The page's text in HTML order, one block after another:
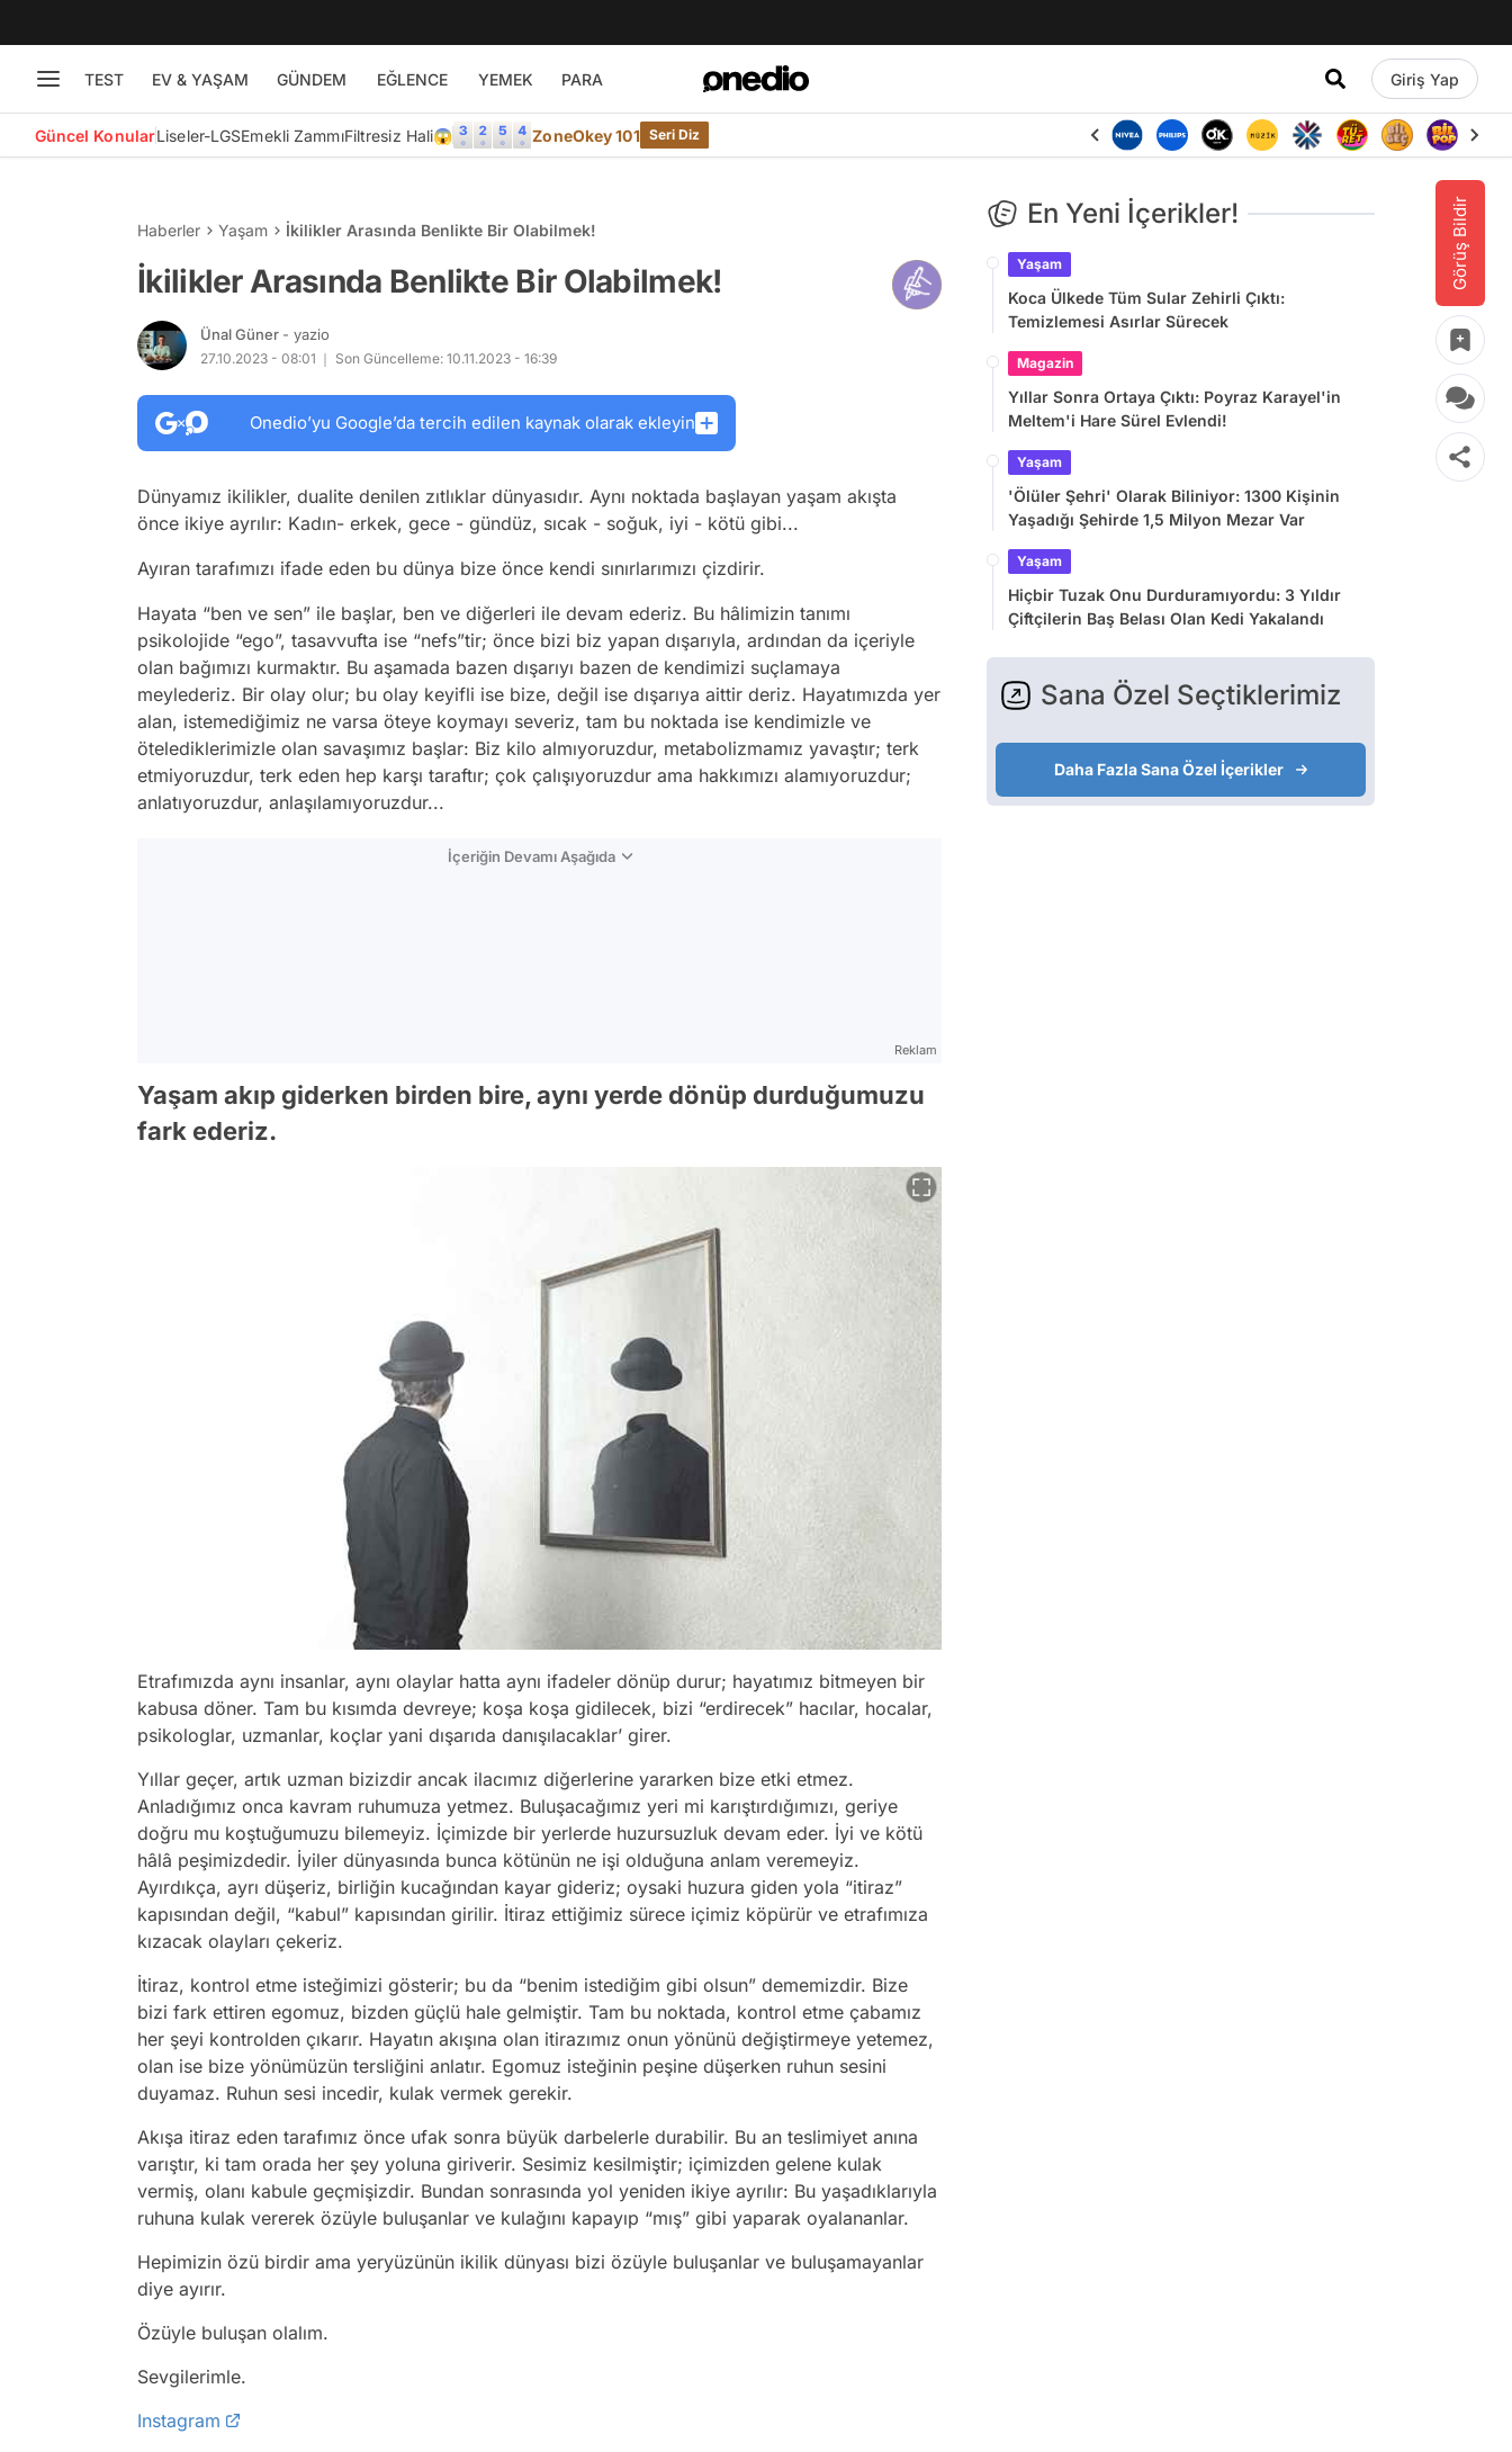
TEST EV & YAŞAM GÜNDEM EĞLENCE YEMEK PARA Giriş Yap
Güncel KonularLiseler-LGSEmekli ZammıFiltresiz Hali😱 ZoneOkey 101 Seri Diz
Görüş Bildir
Haberler Yaşam İkilikler Arasında Benlikte Bir Olabilmek!
İkilikler Arasında Benlikte Bir Olabilmek!
Ünal Güner - yazio
27.10.2023 - 08:01 Son Güncelleme: 10.11.2023 - 16:39
Onedio’yu Google’da tercih edilen kaynak olarak ekleyin
Dünyamız ikilikler, dualite denilen zıtlıklar dünyasıdır. Aynı noktada başlayan yaşam akışta
önce ikiye ayrılır: Kadın- erkek, gece - gündüz, sıcak - soğuk, iyi - kötü gibi...
Ayıran tarafımızı ifade eden bu dünya bize önce kendi sınırlarımızı çizdirir.
Hayata “ben ve sen” ile başlar, ben ve diğerleri ile devam ederiz. Bu hâlimizin tanımı
psikolojide “ego”, tasavvufta ise “nefs”tir; önce bizi biz yapan dışarıyla, ardından da içeriyle
olan bağımızı kurmaktır. Bu aşamada bazen dışarıyı bazen de kendimizi suçlamaya
meylederiz. Bir olay olur; bu olay keyifli ise bize, değil ise dışarıya aittir deriz. Hayatımızda yer
alan, istemediğimiz ne varsa öteye koymayı severiz, tam bu noktada ise kendimizle ve
ötelediklerimizle olan savaşımız başlar: Biz kilo almıyoruzdur, metabolizmamız yavaştır; terk
etmiyoruzdur, terk eden hep karşı taraftır; çok çalışıyoruzdur ama hakkımızı alamıyoruzdur;
anlatıyoruzdur, anlaşılamıyoruzdur...
İçeriğin Devamı Aşağıda
Reklam
Yaşam akıp giderken birden bire, aynı yerde dönüp durduğumuzu
fark ederiz.
Etrafımızda aynı insanlar, aynı olaylar hatta aynı ifadeler dönüp durur; hayatımız bitmeyen bir
kabusa döner. Tam bu kısımda devreye; koşa koşa gidilecek, bizi “erdirecek” hacılar, hocalar,
psikologlar, uzmanlar, koçlar yani dışarıda danışılacaklar’ girer.
Yıllar geçer, artık uzman bizizdir ancak ilacımız diğerlerine yararken bize etki etmez.
Anladığımız onca kavram ruhumuza yetmez. Buluşacağımız yeri mi karıştırdığımızı, geriye
doğru mu koştuğumuzu bilemeyiz. İçimizde bir yerlerde huzursuzluk devam eder. İyi ve kötü
hâlâ peşimizdedir. İyiler dünyasında bunca kötünün ne işi olduğuna anlam veremeyiz.
Ayırdıkça, ayrı düşeriz, birliğin kucağından kayar gideriz; oysaki huzura giden yola “itiraz”
kapısından değil, “kabul” kapısından girilir. İtiraz ettiğimiz sürece içimiz köpürür ve etrafımıza
kızacak olayları çekeriz.
İtiraz, kontrol etme isteğimizi gösterir; bu da “benim istediğim gibi olsun” dememizdir. Bize
bizi fark ettiren egomuz, bizden güçlü hale gelmiştir. Tam bu noktada, kontrol etme çabamız
her şeyi kontrolden çıkarır. Hayatın akışına olan itirazımız onun yönünü değiştirmeye yetemez,
olan ise bize yönümüzün tersliğini anlatır. Egomuz isteğinin peşine düşerken ruhun sesini
duyamaz. Ruhun sesi incedir, kulak vermek gerekir.
Akışa itiraz eden tarafımız önce ufak sonra büyük darbelerle durabilir. Bu an teslimiyet anına
varıştır, ki tam orada her şey yoluna giriverir. Sesimiz kesilmiştir; içimizden gelene kulak
vermiş, olanı kabule geçmişizdir. Bundan sonrasında yol yeniden ikiye ayrılır: Bu yaşadıklarıyla
ruhuna kulak vererek özüyle buluşanlar ve kulağını kapayıp “mış” gibi yaparak oyalananlar.
Hepimizin özü birdir ama yeryüzünün ikilik dünyası bizi özüyle buluşanlar ve buluşamayanlar
diye ayırır.
Özüyle buluşan olalım.
Sevgilerimle.
Instagram
En Yeni İçerikler!
Yaşam
Koca Ülkede Tüm Sular Zehirli Çıktı:
Temizlemesi Asırlar Sürecek
Magazin
Yıllar Sonra Ortaya Çıktı: Poyraz Karayel'in
Meltem'i Hare Sürel Evlendi!
Yaşam
'Ölüler Şehri' Olarak Biliniyor: 1300 Kişinin
Yaşadığı Şehirde 1,5 Milyon Mezar Var
Yaşam
Hiçbir Tuzak Onu Durduramıyordu: 3 Yıldır
Çiftçilerin Baş Belası Olan Kedi Yakalandı
Sana Özel Seçtiklerimiz
Daha Fazla Sana Özel İçerikler